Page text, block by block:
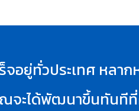
อยู่ทั่วประเทศ หลา
จะได้พัฒนาขึ้นทันที